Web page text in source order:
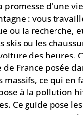
promesse d'une
: vous
ou la recherche,
skis ou les
des heures.
France posée
massifs, ce qui en
à la pollution
Ce guide pose